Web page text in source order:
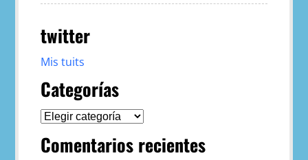
twitter
Mis tuits
Categorías
Categorías
Comentarios recientes